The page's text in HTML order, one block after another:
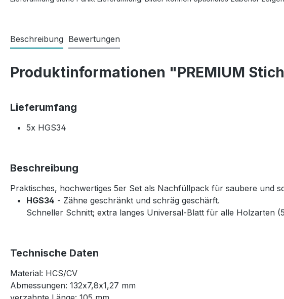
Beschreibung Bewertungen
Produktinformationen "PREMIUM
Lieferumfang
5x HGS34
Beschreibung
Praktisches, hochwertiges 5er Set als Nachfüllpack für saubere und
HGS34 - Zähne geschränkt und schräg geschärft.
Schneller Schnitt; extra langes Universal-Blatt für alle Holzarten
Technische Daten
Material: HCS/CV
Abmessungen: 132x7,8x1,27 mm